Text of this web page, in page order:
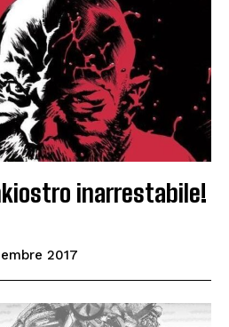
inarrestabile!
2017